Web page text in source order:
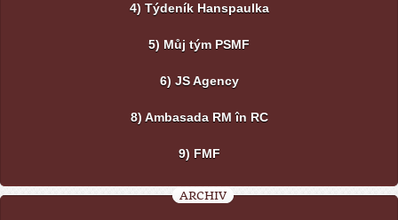
4) Týdeník Hanspaulka
5) Můj tým PSMF
6) JS Agency
8) Ambasada RM în RC
9) FMF
ARCHIV